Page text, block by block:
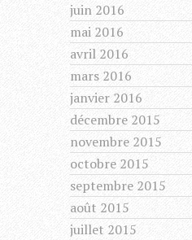
juin 2016
mai 2016
avril 2016
mars 2016
janvier 2016
décembre 2015
novembre 2015
octobre 2015
septembre 2015
août 2015
juillet 2015